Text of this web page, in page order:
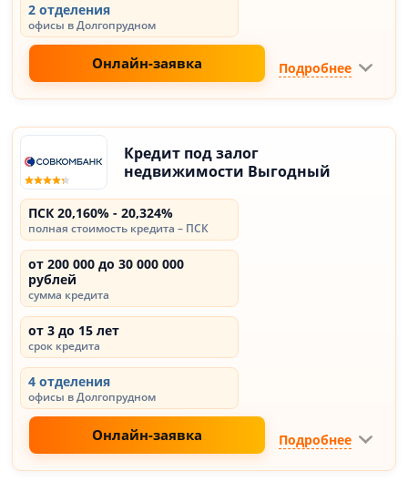
2 отделения
офисы в Долгопрудном
Онлайн-заявка Подробнее
Кредит под залог
недвижимости Выгодный
ПСК 20,160% - 20,324%
полная стоимость кредита – ПСК
от 200 000 до 30 000 000
рублей
сумма кредита
от 3 до 15 лет
срок кредита
4 отделения
офисы в Долгопрудном
Онлайн-заявка Подробнее